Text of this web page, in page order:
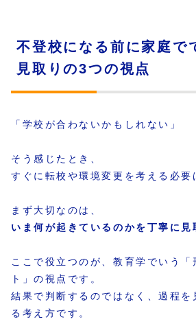
不登校になる前に家庭で
見取りの3つの視点
「学校が合わないかもしれない」
そう感じたとき、
すぐに転校や環境変更を考える必要
まず大切なのは、
いま何が起きているのかを丁寧に見
ここで役立つのが、教育学でいう「
ト」の視点です。
結果で判断するのではなく、過程を
る考え方です。